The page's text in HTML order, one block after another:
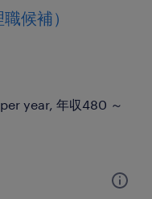
候補）
year, 年収480 ～